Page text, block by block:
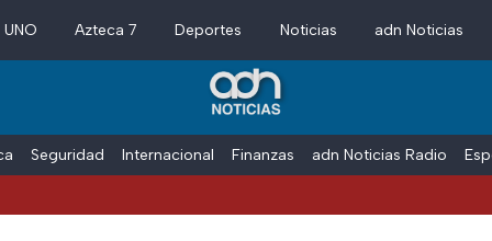
Azteca 7 Deportes Noticias adn Noticias
Seguridad Internacional Finanzas adn Noticias Radio